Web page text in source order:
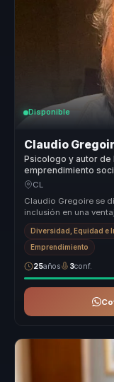
Disponible
Claudio
Psicologo y autor
emprendimiento
organizaciones.
CL
Claudio Gregoire se
inclusión en una
organizaci...
Diversidad, Equidad e
Emprendimiento
25años 3conf.